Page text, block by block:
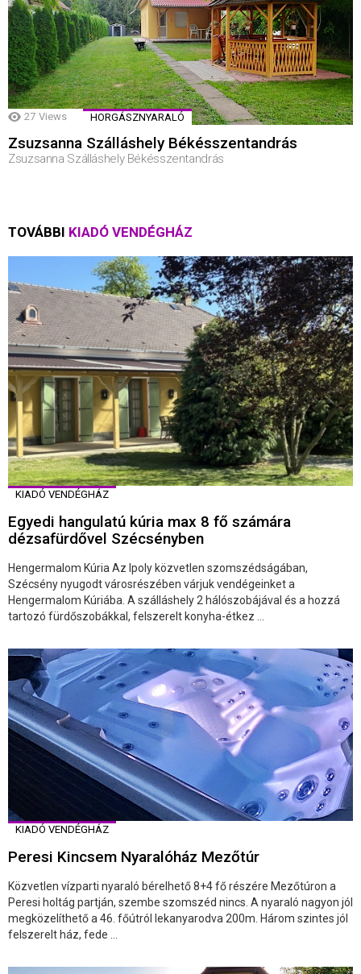
27 Views HORGÁSZNYARALÓ
Zsuzsanna Szálláshely Békésszentandrás
Zsuzsanna Szálláshely Békésszentandrás
TOVÁBBI KIADÓ VENDÉGHÁZ
KIADÓ VENDÉGHÁZ
Egyedi hangulatú kúria max 8 fő számára
dézsafürdővel Szécsényben
Hengermalom Kúria Az Ipoly közvetlen szomszédságában,
Szécsény nyugodt városrészében várjuk vendégeinket a
Hengermalom Kúriába. A szálláshely 2 hálószobájával és a hozzá
tartozó fürdőszobákkal, felszerelt konyha-étkez ...
KIADÓ VENDÉGHÁZ
Peresi Kincsem Nyaralóház Mezőtúr
Közvetlen vízparti nyaraló bérelhető 8+4 fő részére Mezőtúron a
Peresi holtág partján, szembe szomszéd nincs. A nyaraló nagyon jól
megközelíthető a 46. főútról lekanyarodva 200m. Három szintes jól
felszerelt ház, fede ...